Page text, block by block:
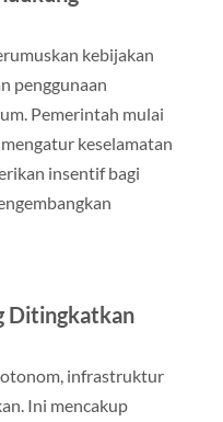
kebijakan
penggunaan
Pemerintah mulai
keselamatan
insentif bagi
Ditingkatkan
infrastruktur
Ini mencakup